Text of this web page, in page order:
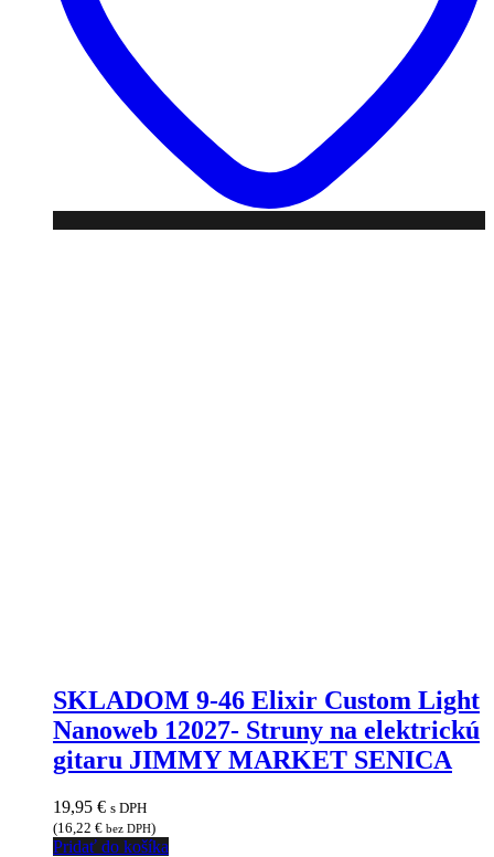
SKLADOM 9-46 Elixir Custom Light
Nanoweb 12027- Struny na elektrickú
gitaru JIMMY MARKET SENICA
19,95 € s DPH
(16,22 € bez DPH)
Pridať do košíka